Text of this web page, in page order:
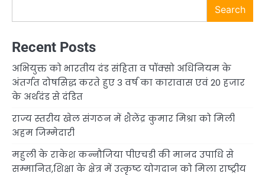
Search
Recent Posts
अभियुक्त को भारतीय दंड संहिता व पॉक्सो अधिनियम के
अंतर्गत दोषसिद्ध करते हुए 3 वर्ष का कारावास एवं 20 हजार
के अर्थदंड से दंडित
राज्य स्तरीय खेल संगठन में शैलेंद्र कुमार मिश्रा को मिली
अहम जिम्मेदारी
महुली के राकेश कन्नौजिया पीएचडी की मानद उपाधि से
सम्मानित,शिक्षा के क्षेत्र में उत्कृष्ट योगदान को मिला राष्ट्रीय